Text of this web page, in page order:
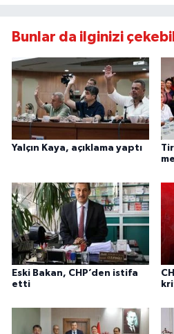
Bunlar da ilginizi
Yalçın Kaya, açıklama yaptı
Eski Bakan, CHP’den istifa
etti